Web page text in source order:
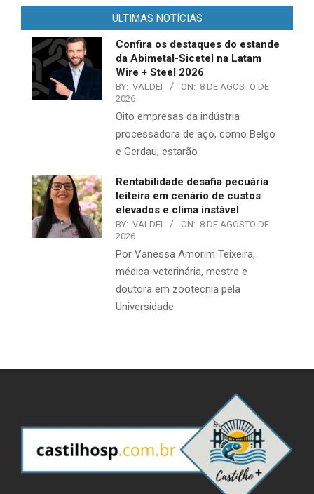
ULTIMAS NOTÍCIAS
Confira os destaques do estande
da Abimetal-Sicetel na Latam
Wire + Steel 2026
BY: VALDEI ON: 8 DE AGOSTO DE
2026
Oito empresas da indústria
processadora de aço, como Belgo
e Gerdau, estarão
Rentabilidade desafia pecuária
leiteira em cenário de custos
elevados e clima instável
BY: VALDEI ON: 8 DE AGOSTO DE
2026
Por Vanessa Amorim Teixeira,
médica-veterinária, mestre e
doutora em zootecnia pela
Universidade